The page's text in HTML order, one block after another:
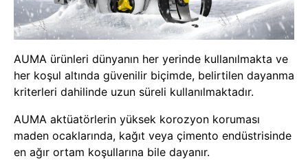
AUMA ürünleri dünyanın her yerinde kullanılmakta ve
her koşul altında güvenilir biçimde, belirtilen dayanma
kriterleri dahilinde uzun süreli kullanılmaktadır.
AUMA aktüatörlerin yüksek korozyon koruması
maden ocaklarında, kağıt veya çimento endüstrisinde
en ağır ortam koşullarına bile dayanır.